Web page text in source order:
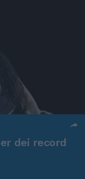
dei record